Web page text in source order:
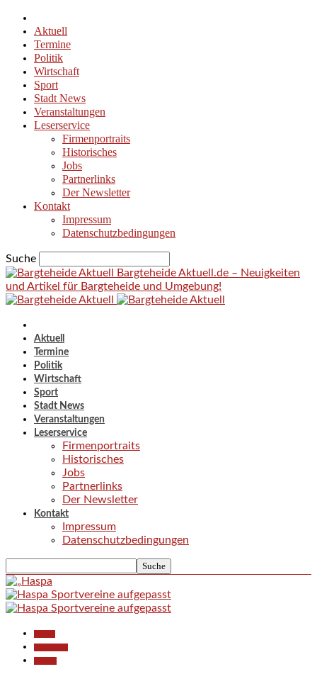
Aktuell
Termine
Politik
Wirtschaft
Sport
Stadt News
Veranstaltungen
Leserservice
Firmenportraits
Historisches
Jobs
Partnerlinks
Der Newsletter
Kontakt
Impressum
Datenschutzbedingungen
Suche
Bargteheide Aktuell.de – Neuigkeiten
und Artikel für Bargteheide und Umgebung!
Aktuell
Termine
Politik
Wirtschaft
Sport
Stadt News
Veranstaltungen
Leserservice
Firmenportraits
Historisches
Jobs
Partnerlinks
Der Newsletter
Kontakt
Impressum
Datenschutzbedingungen